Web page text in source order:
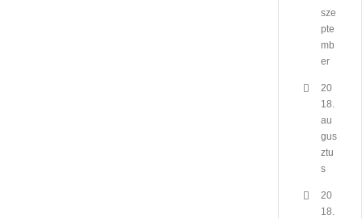
sze
pte
mb
er
20
18.
au
gus
ztu
s
20
18.